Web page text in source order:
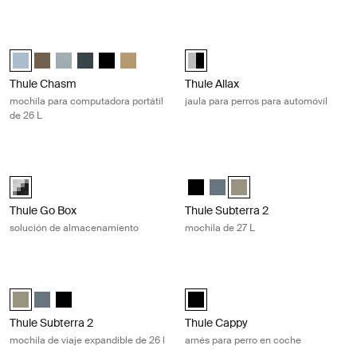
Thule Chasm backpack 26L Gris estanque (selected)
Thule Chasm backpack 26L Caqui oscuro
Thule Chasm backpack 26L Azul suave
Thule Chasm backpack 26L Azul oscuro
Thule Chasm backpack 26L Negro
Thule Chasm backpack 26L Beige suave
Thule Chasm
mochila para computadora portátil
de 26 L
Alu-Black (selected)
Thule Allax
jaula para perros para automóvil
black/gray (selected)
Thule Go Box
solución de almacenamiento
Thule Subterra backpack 27L
Thule Subterra backpack
Thule Subterra
Thule Subterra 2
mochila de 27 L
Thule Subterra travel backpack 26L Gris vetiver (selected)
Thule Subterra travel backpack 26L Pizarra oscura
Thule Subterra travel backpack 26L Negro
Thule Subterra 2
mochila de viaje expandible de 26 l
Thule Cappy Negro (selected)
Thule Cappy
arnés para perro en coche